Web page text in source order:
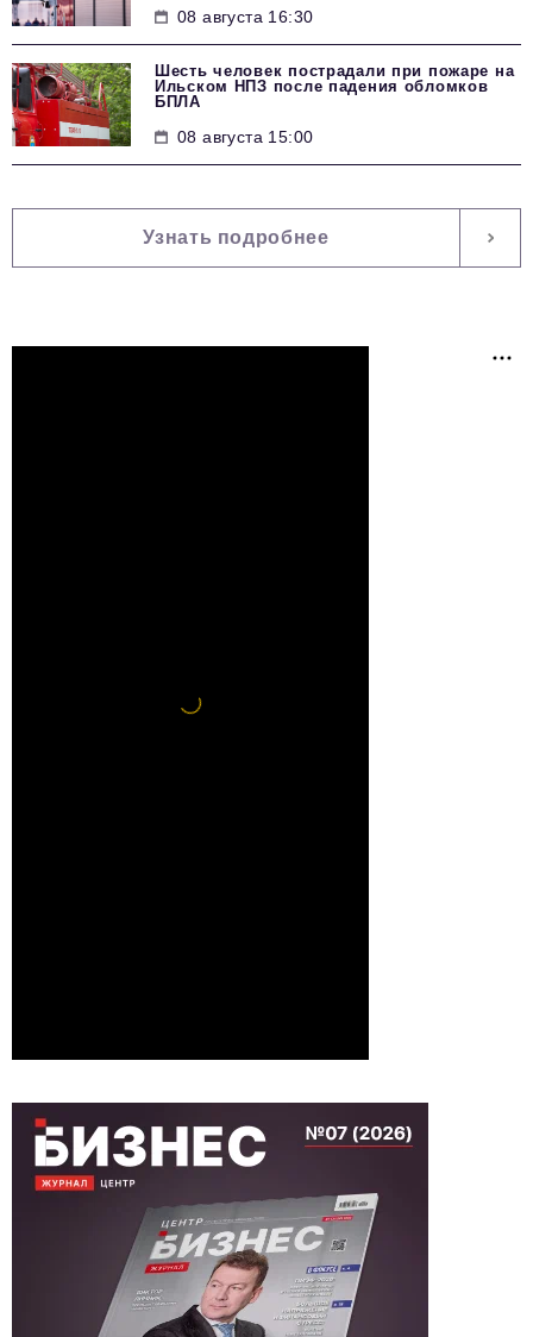
08 августа 16:30
Шесть человек пострадали при пожаре на
Ильском НПЗ после падения обломков
БПЛА
08 августа 15:00
Узнать подробнее